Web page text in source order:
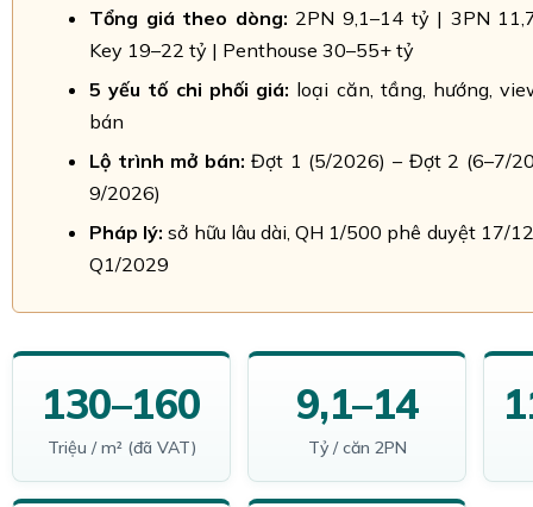
Tổng giá theo dòng: 2PN 9,1–14 tỷ | 3PN
Key 19–22 tỷ | Penthouse 30–55+ tỷ
5 yếu tố chi phối giá: loại căn, tầng, hướng,
bán
Lộ trình mở bán: Đợt 1 (5/2026) – Đợt 2 (6–7/
9/2026)
Pháp lý: sở hữu lâu dài, QH 1/500 phê duyệt 17/
Q1/2029
130–160
Triệu / m² (đã VAT)
9,1–14
Tỷ / căn 2PN